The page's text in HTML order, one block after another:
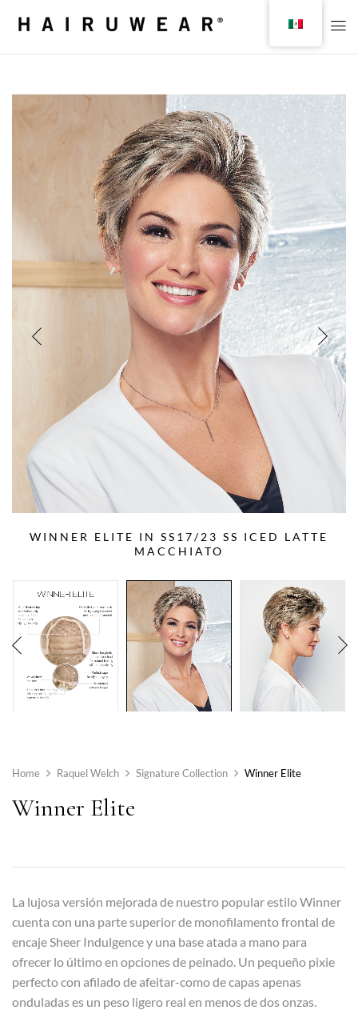
WINNER ELITE IN SS17/23 SS ICED LATTE
MACCHIATO
Home Raquel Welch Signature Collection Winner Elite
Winner Elite
La lujosa versión mejorada de nuestro popular estilo Winner
cuenta con una parte superior de monofilamento frontal de
encaje Sheer Indulgence y una base atada a mano para
ofrecer lo último en opciones de peinado. Un pequeño pixie
perfecto con afilado de afeitar-como de capas apenas
onduladas es un peso ligero real en menos de dos onzas.